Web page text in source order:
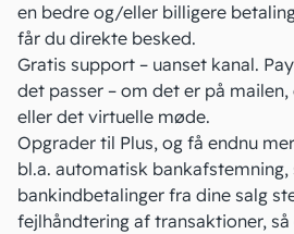
en bedre og/eller billigere
får du direkte besked.
Gratis support – uanset kanal.
det passer – om det er på
eller det virtuelle møde.
Opgrader til Plus, og få endnu
bl.a. automatisk bankafstemning,
bankindbetalinger fra dine salg
fejlhåndtering af transaktioner,